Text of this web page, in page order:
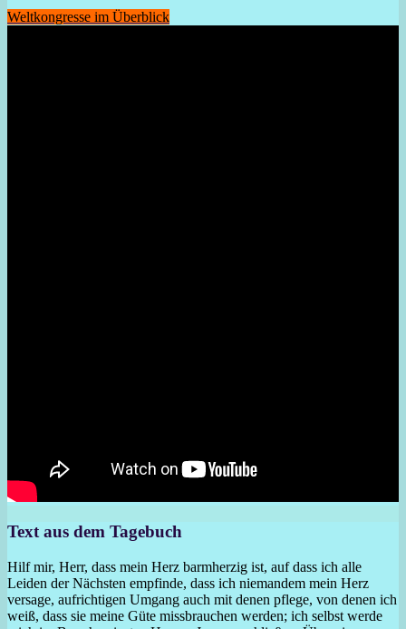
Weltkongresse im Überblick
Text aus dem Tagebuch
Hilf mir, Herr, dass mein Herz barmherzig ist, auf dass ich alle
Leiden der Nächsten empfinde, dass ich niemandem mein Herz
versage, aufrichtigen Umgang auch mit denen pflege, von denen ich
weiß, dass sie meine Güte missbrauchen werden; ich selbst werde